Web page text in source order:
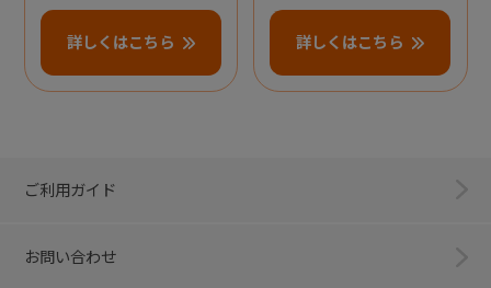
詳しくはこちら 詳しくはこちら
ご利用ガイド
お問い合わせ